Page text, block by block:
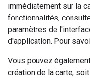
immédiatement sur la
fonctionnalités,
paramètres de
d'application. Pour
Vous pouvez
création de la carte,